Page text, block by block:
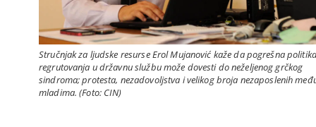
Stručnjak za ljudske resurse Erol Mujanović kaže da pogrešna politika
regrutovanja u državnu službu može dovesti do neželjenog grčkog
sindroma; protesta, nezadovoljstva i velikog broja nezaposlenih
mladima. (Foto: CIN)